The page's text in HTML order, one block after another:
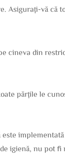
Asigurați-vă că
cineva din
părțile le
igienă, nu pot